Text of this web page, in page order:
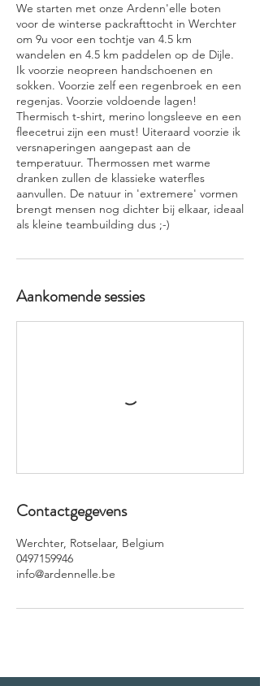
We starten met onze Ardenn'elle boten
voor de winterse packrafttocht in Werchter
om 9u voor een tochtje van 4.5 km
wandelen en 4.5 km paddelen op de Dijle.
Ik voorzie neopreen handschoenen en
sokken. Voorzie zelf een regenbroek en een
regenjas. Voorzie voldoende lagen!
Thermisch t-shirt, merino longsleeve en een
fleecetrui zijn een must! Uiteraard voorzie ik
versnaperingen aangepast aan de
temperatuur. Thermossen met warme
dranken zullen de klassieke waterfles
aanvullen. De natuur in 'extremere' vormen
brengt mensen nog dichter bij elkaar, ideaal
als kleine teambuilding dus ;-)
Aankomende sessies
Contactgegevens
Werchter, Rotselaar, Belgium
0497159946
info@ardennelle.be